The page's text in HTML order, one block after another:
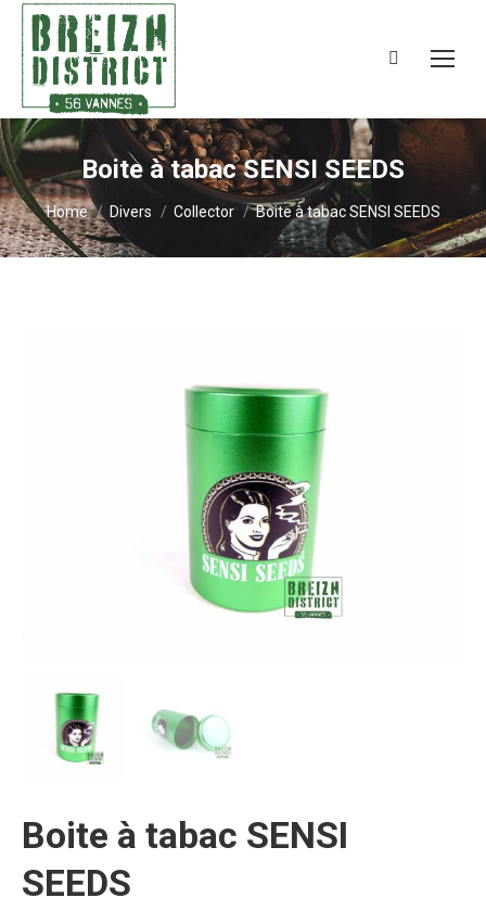
Search:
Boite à tabac SENSI SEEDS
You are here:
Home Divers Collector Boite à tabac SENSI SEEDS
Boite à tabac SENSI
SEEDS